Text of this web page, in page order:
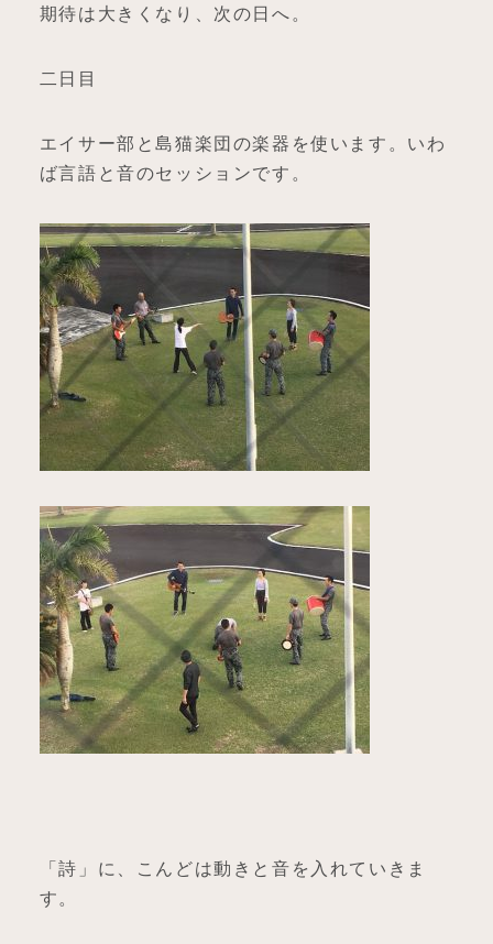
期待は大きくなり、次の日へ。
二日目
エイサー部と島猫楽団の楽器を使います。いわ
ば言語と音のセッションです。
「詩」に、こんどは動きと音を入れていきま
す。